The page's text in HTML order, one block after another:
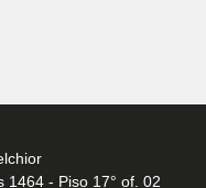
1464 - Piso 17° of. 02